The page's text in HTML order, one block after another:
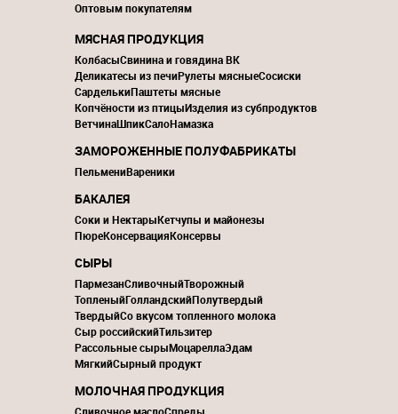
Оптовым покупателям
МЯСНАЯ ПРОДУКЦИЯ
КолбасыСвинина и говядина ВК
Деликатесы из печиРулеты мясныеСосиски
СарделькиПаштеты мясные
Копчёности из птицыИзделия из субпродуктов
ВетчинаШпикСалоНамазка
ЗАМОРОЖЕННЫЕ ПОЛУФАБРИКАТЫ
ПельмениВареники
БАКАЛЕЯ
Соки и НектарыКетчупы и майонезы
ПюреКонсервацияКонсервы
СЫРЫ
ПармезанСливочныйТворожный
ТопленыйГолландскийПолутвердый
ТвердыйСо вкусом топленного молока
Сыр российскийТильзитер
Рассольные сырыМоцареллаЭдам
МягкийСырный продукт
МОЛОЧНАЯ ПРОДУКЦИЯ